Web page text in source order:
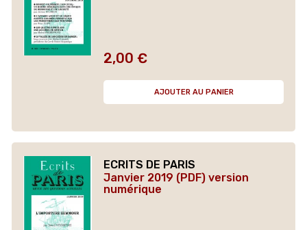
Prix
2,00 €
AJOUTER AU PANIER
ECRITS DE PARIS
Janvier 2019 (PDF) version
numérique